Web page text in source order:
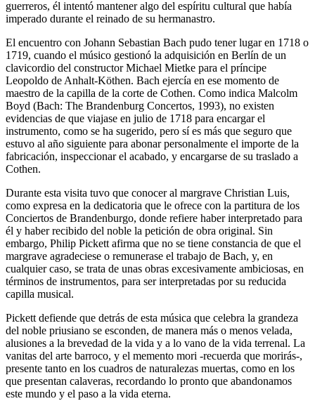
guerreros, él intentó mantener algo del espíritu cultural que había
imperado durante el reinado de su hermanastro.
El encuentro con Johann Sebastian Bach pudo tener lugar en 1718 o
1719, cuando el músico gestionó la adquisición en Berlín de un
clavicordio del constructor Michael Mietke para el príncipe
Leopoldo de Anhalt-Köthen. Bach ejercía en ese momento de
maestro de la capilla de la corte de Cothen. Como indica Malcolm
Boyd (Bach: The Brandenburg Concertos, 1993), no existen
evidencias de que viajase en julio de 1718 para encargar el
instrumento, como se ha sugerido, pero sí es más que seguro que
estuvo al año siguiente para abonar personalmente el importe de la
fabricación, inspeccionar el acabado, y encargarse de su traslado a
Cothen.
Durante esta visita tuvo que conocer al margrave Christian Luis,
como expresa en la dedicatoria que le ofrece con la partitura de los
Conciertos de Brandenburgo, donde refiere haber interpretado para
él y haber recibido del noble la petición de obra original. Sin
embargo, Philip Pickett afirma que no se tiene constancia de que el
margrave agradeciese o remunerase el trabajo de Bach, y, en
cualquier caso, se trata de unas obras excesivamente ambiciosas, en
términos de instrumentos, para ser interpretadas por su reducida
capilla musical.
Pickett defiende que detrás de esta música que celebra la grandeza
del noble priusiano se esconden, de manera más o menos velada,
alusiones a la brevedad de la vida y a lo vano de la vida terrenal. La
vanitas del arte barroco, y el memento mori -recuerda que morirás-,
presente tanto en los cuadros de naturalezas muertas, como en los
que presentan calaveras, recordando lo pronto que abandonamos
este mundo y el paso a la vida eterna.